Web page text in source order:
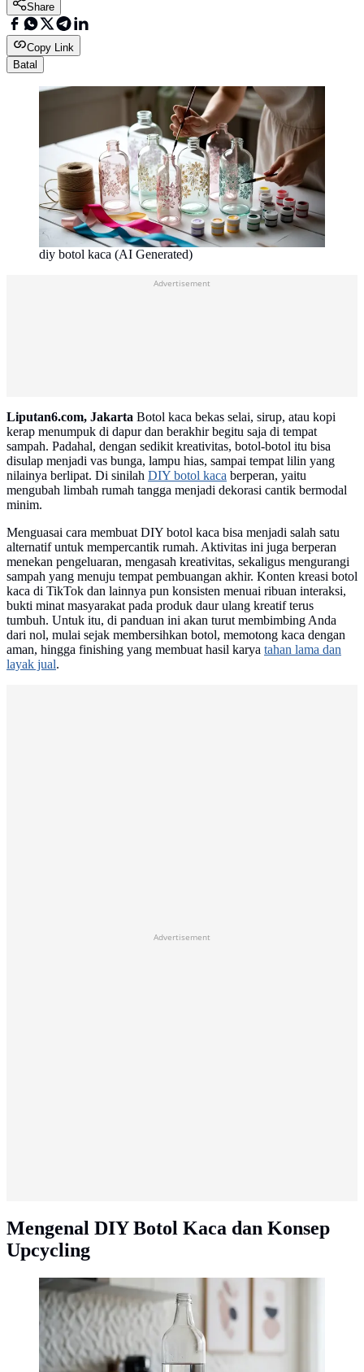
Share
Copy Link
Batal
diy botol kaca (AI Generated)
Liputan6.com, Jakarta Botol kaca bekas selai, sirup, atau kopi
kerap menumpuk di dapur dan berakhir begitu saja di tempat
sampah. Padahal, dengan sedikit kreativitas, botol-botol itu bisa
disulap menjadi vas bunga, lampu hias, sampai tempat lilin yang
nilainya berlipat. Di sinilah DIY botol kaca berperan, yaitu
mengubah limbah rumah tangga menjadi dekorasi cantik bermodal
minim.
Menguasai cara membuat DIY botol kaca bisa menjadi salah satu
alternatif untuk mempercantik rumah. Aktivitas ini juga berperan
menekan pengeluaran, mengasah kreativitas, sekaligus mengurangi
sampah yang menuju tempat pembuangan akhir. Konten kreasi botol
kaca di TikTok dan lainnya pun konsisten menuai ribuan interaksi,
bukti minat masyarakat pada produk daur ulang kreatif terus
tumbuh. Untuk itu, di panduan ini akan turut membimbing Anda
dari nol, mulai sejak membersihkan botol, memotong kaca dengan
aman, hingga finishing yang membuat hasil karya tahan lama dan
layak jual.
Advertisement
Mengenal DIY Botol Kaca dan Konsep
Upcycling
Ilustrasi botol (AI Generated)